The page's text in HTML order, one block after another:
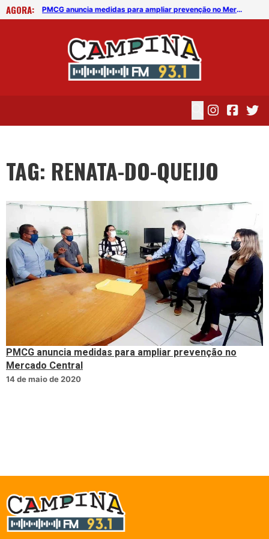
AGORA:
PMCG anuncia medidas para ampliar prevenção no Mercado Central PMCG anuncia medidas para ampliar prevenção no Mercado Central
TAG: RENATA-DO-QUEIJO
PMCG anuncia medidas para ampliar prevenção no
Mercado Central
14 de maio de 2020